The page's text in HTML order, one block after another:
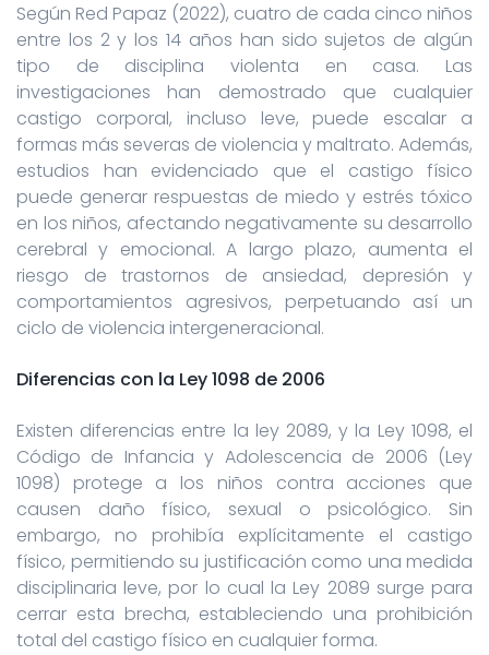
Según Red Papaz (2022), cuatro de cada cinco niños
entre los 2 y los 14 años han sido sujetos de algún
tipo de disciplina violenta en casa. Las
investigaciones han demostrado que cualquier
castigo corporal, incluso leve, puede escalar a
formas más severas de violencia y maltrato. Además,
estudios han evidenciado que el castigo físico
puede generar respuestas de miedo y estrés tóxico
en los niños, afectando negativamente su desarrollo
cerebral y emocional. A largo plazo, aumenta el
riesgo de trastornos de ansiedad, depresión y
comportamientos agresivos, perpetuando así un
ciclo de violencia intergeneracional.
Diferencias con la Ley 1098 de 2006
Existen diferencias entre la ley 2089, y la Ley 1098, el
Código de Infancia y Adolescencia de 2006 (Ley
1098) protege a los niños contra acciones que
causen daño físico, sexual o psicológico. Sin
embargo, no prohibía explícitamente el castigo
físico, permitiendo su justificación como una medida
disciplinaria leve, por lo cual la Ley 2089 surge para
cerrar esta brecha, estableciendo una prohibición
total del castigo físico en cualquier forma.